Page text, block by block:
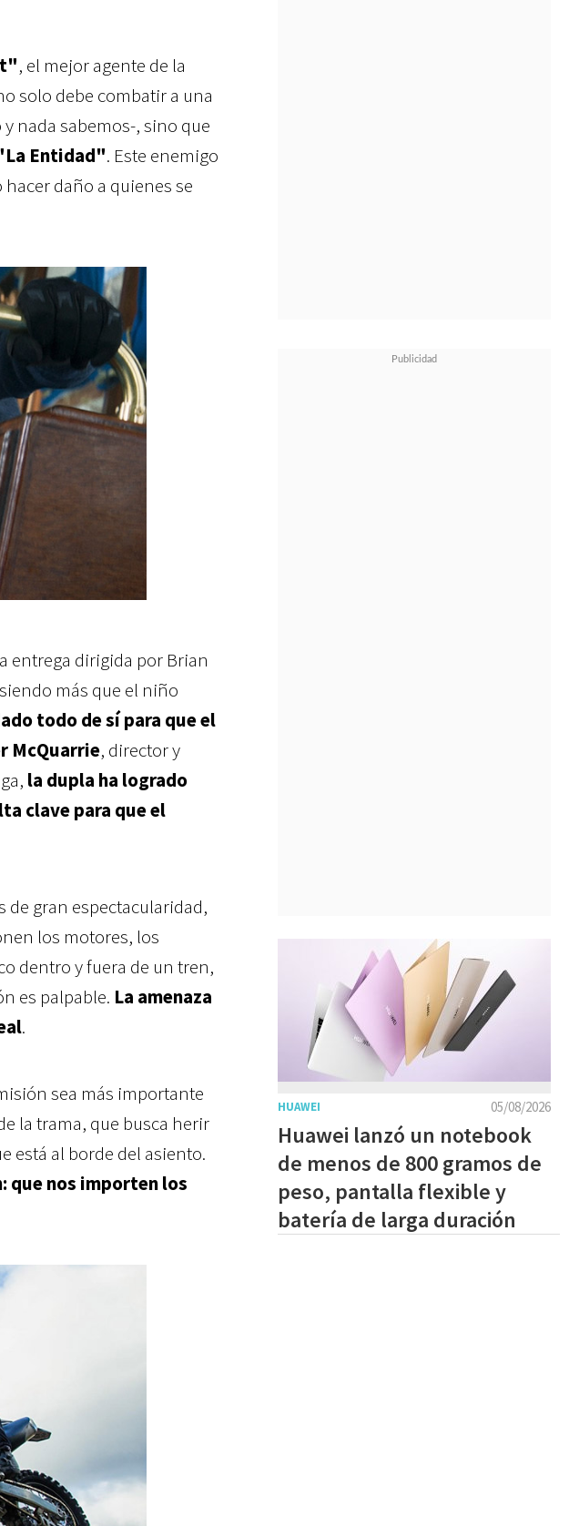
, el mejor agente de la
solo debe combatir a una
nada sabemos-, sino que
Entidad". Este enemigo
daño a quienes se
entrega dirigida por Brian
más que el niño
todo de sí para que el
McQuarrie, director y
la dupla ha logrado
clave para que el
de gran espectacularidad,
los motores, los
dentro y fuera de un tren,
es palpable. La amenaza
.
sea más importante
la trama, que busca herir
está al borde del asiento.
que nos importen los
05/08/2026
HUAWEI
Huawei lanzó un notebook
de menos de 800 gramos de
peso, pantalla flexible y
batería de larga duración